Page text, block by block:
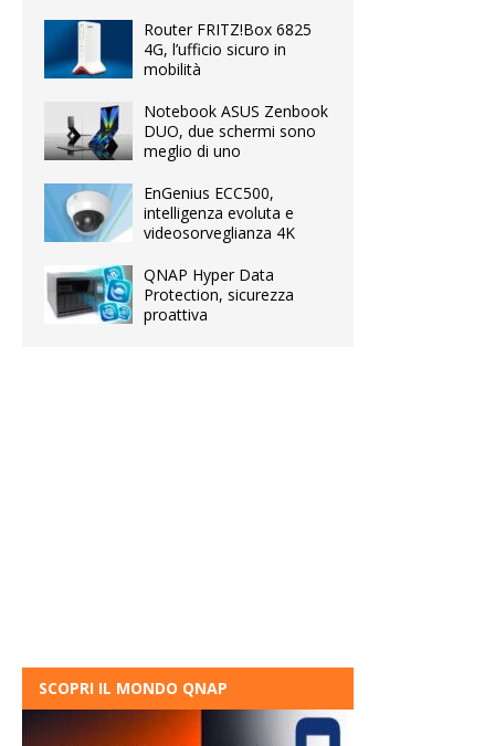
Router FRITZ!Box 6825
4G, l’ufficio sicuro in
mobilità
Notebook ASUS Zenbook
DUO, due schermi sono
meglio di uno
EnGenius ECC500,
intelligenza evoluta e
videosorveglianza 4K
QNAP Hyper Data
Protection, sicurezza
proattiva
SCOPRI IL MONDO QNAP